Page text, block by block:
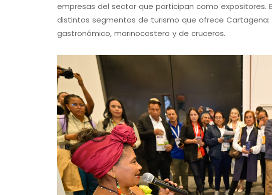
empresas del sector que participan como expositores.
distintos segmentos de turismo que ofrece Cartagena:
gastronómico, marinocostero y de cruceros.